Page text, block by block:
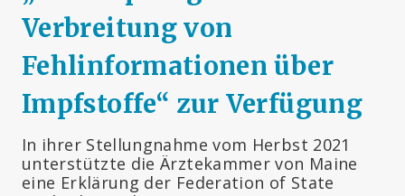
Verbreitung von
Fehlinformationen über
Impfstoffe“ zur Verfügung
In ihrer Stellungnahme vom Herbst 2021
unterstützte die Ärztekammer von Maine
eine Erklärung der Federation of State